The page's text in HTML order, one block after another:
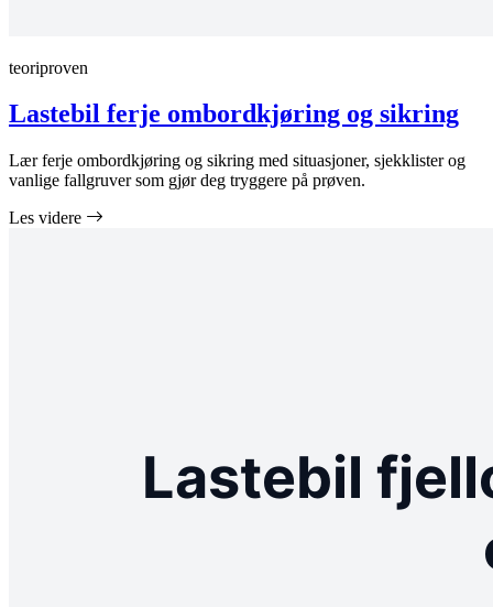
teoriproven
Lastebil ferje ombordkjøring og sikring
Lær ferje ombordkjøring og sikring med situasjoner, sjekklister og
vanlige fallgruver som gjør deg tryggere på prøven.
Les videre